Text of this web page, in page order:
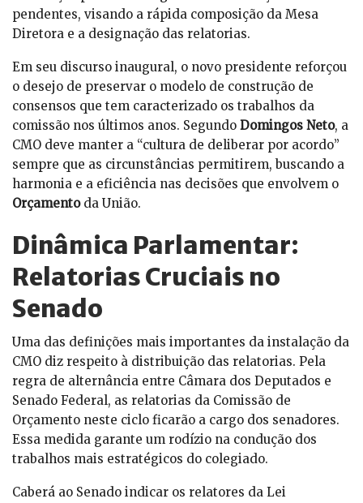
pendentes, visando a rápida composição da Mesa
Diretora e a designação das relatorias.
Em seu discurso inaugural, o novo presidente reforçou
o desejo de preservar o modelo de construção de
consensos que tem caracterizado os trabalhos da
comissão nos últimos anos. Segundo Domingos Neto, a
CMO deve manter a “cultura de deliberar por acordo”
sempre que as circunstâncias permitirem, buscando a
harmonia e a eficiência nas decisões que envolvem o
Orçamentoda União.
Dinâmica Parlamentar:
Relatorias Cruciais no
Senado
Uma das definições mais importantes da instalação da
CMO diz respeito à distribuição das relatorias. Pela
regra de alternância entre Câmara dos Deputados e
Senado Federal, as relatorias da Comissão de
Orçamento neste ciclo ficarão a cargo dos senadores.
Essa medida garante um rodízio na condução dos
trabalhos mais estratégicos do colegiado.
Caberá ao Senado indicar os relatores da Lei